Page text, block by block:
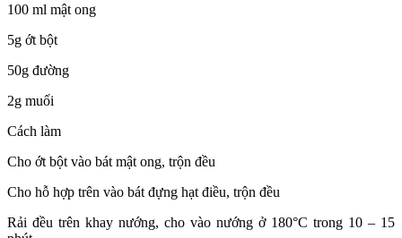
100 ml mật ong
5g ớt bột
50g đường
2g muối
Cách làm
Cho ớt bột vào bát mật ong, trộn đều
Cho hỗ hợp trên vào bát đựng hạt điều, trộn đều
Rải đều trên khay nướng, cho vào nướng ở 180°C trong 10 – 15